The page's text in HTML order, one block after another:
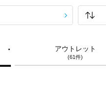
アウトレット
(61件)